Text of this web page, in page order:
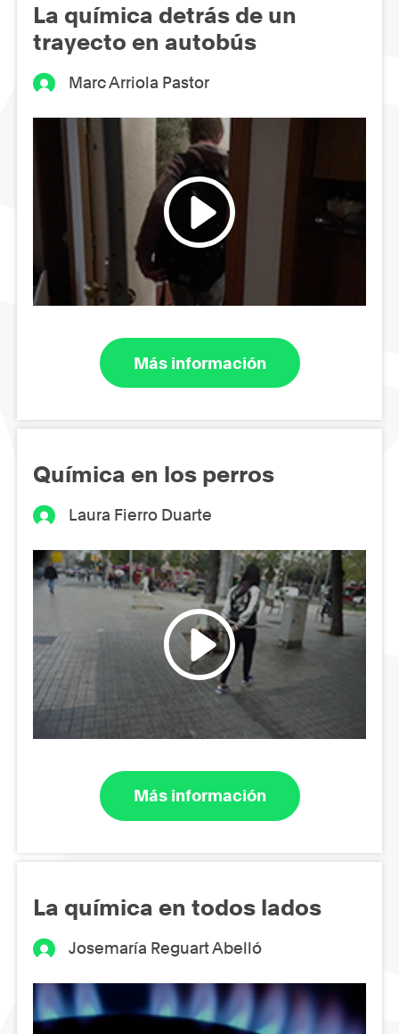
La química detrás de un
trayecto en autobús
Marc Arriola Pastor
Más información
Química en los perros
Laura Fierro Duarte
Más información
La química en todos lados
Josemaría Reguart Abelló